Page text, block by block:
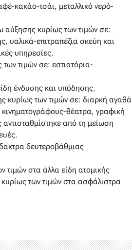
κακάο-τσάι, μεταλλικό νερό-
αύξησης κυρίως των τιμών σε:
υαλικά-επιτραπέζια σκεύη και
υπηρεσίες.
τιμών σε: εστιατόρια-
ένδυσης και υπόδησης.
κυρίως των τιμών σε: διαρκή αγαθά
θέατρα, γραφική
από τη μείωση
δευτεροβάθμιας
στα άλλα είδη ατομικής
των τιμών στα ασφάλιστρα